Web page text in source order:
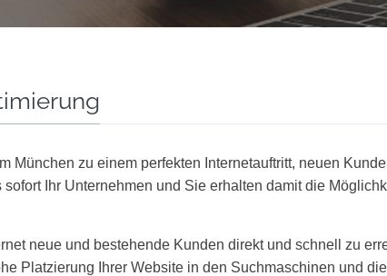
zu einem perfekten Internetauftritt, neuen
Ihr Unternehmen und Sie erhalten damit die
neue und bestehende Kunden direkt und schnell zu
Platzierung Ihrer Website in den Suchmaschinen und